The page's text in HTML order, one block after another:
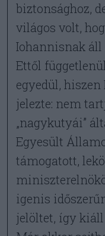
biztonsághoz,
világos volt,
Iohannisnak áll
Ettől
egyedül, hiszen
jelezte: nem
„nagykutyái”
Egyesült
támogatott,
igenis
jelöltet, így